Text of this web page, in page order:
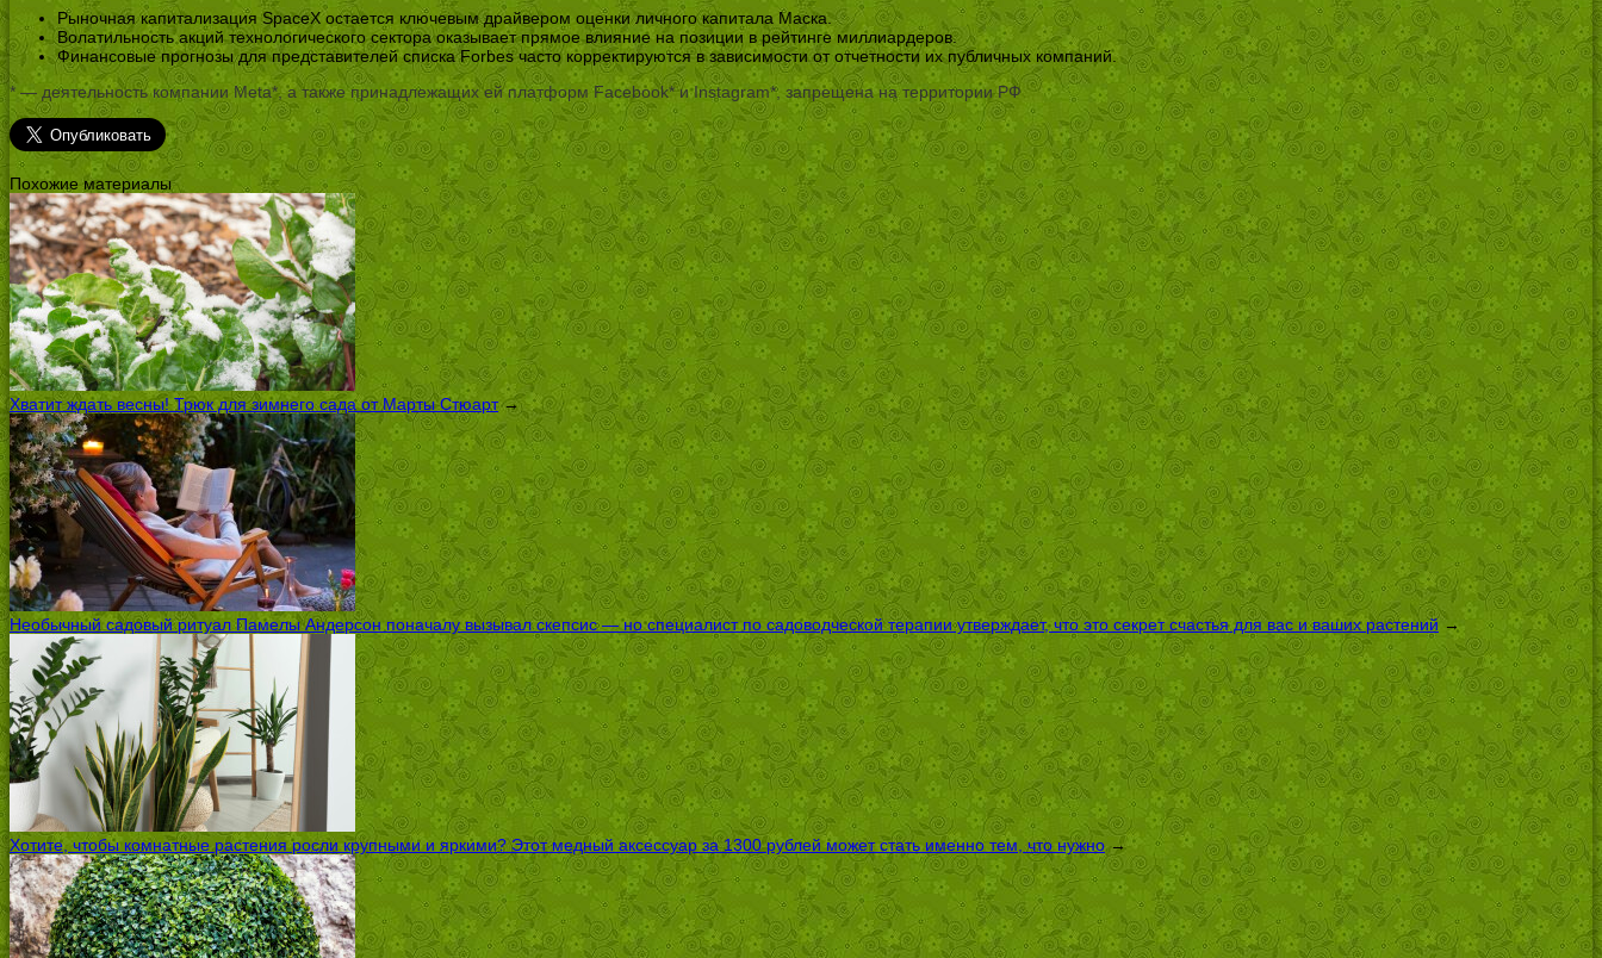
Рыночная капитализация SpaceX остается ключевым драйвером оценки личного капитала Маска.
Волатильность акций технологического сектора оказывает прямое влияние на позиции в рейтинге миллиардеров.
Финансовые прогнозы для представителей списка Forbes часто корректируются в зависимости от отчетности их публичных компаний.
* — деятельность компании Meta*, а также принадлежащих ей платформ Facebook* и Instagram*, запрещена на территории РФ
Похожие материалы
Хватит ждать весны! Трюк для зимнего сада от Марты Стюарт→
Необычный садовый ритуал Памелы Андерсон поначалу вызывал скепсис — но специалист по садоводческой терапии утверждает, что это секрет счастья для вас и ваших растений→
Хотите, чтобы комнатные растения росли крупными и яркими? Этот медный аксессуар за 1300 рублей может стать именно тем, что нужно→